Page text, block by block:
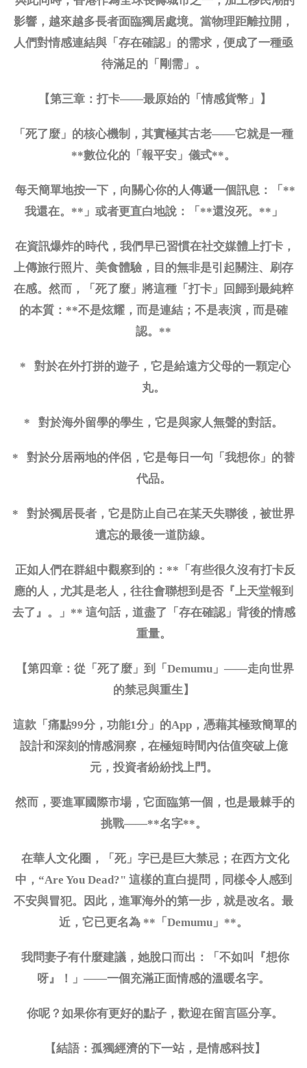
影響，越來越多長者面臨獨居處境。當物理距離拉開，
人們對情感連結與「存在確認」的需求，便成了一種亟
待滿足的「剛需」。
【第三章：打卡——最原始的「情感貨幣」】
「死了麼」的核心機制，其實極其古老——它就是一種
**數位化的「報平安」儀式**。
每天簡單地按一下，向關心你的人傳遞一個訊息：「 **
我還在。**」或者更直白地說：「**還沒死。**」
在資訊爆炸的時代，我們早已習慣在社交媒體上打卡，
上傳旅行照片、美食體驗，目的無非是引起關注、刷存
在感。然而，「死了麼」將這種「打卡」回歸到最純粹
的本質： **不是炫耀，而是連結；不是表演，而是確
認。**
* 對於在外打拼的遊子，它是給遠方父母的一顆定心
丸。
* 對於海外留學的學生，它是與家人無聲的對話。
* 對於分居兩地的伴侶，它是每日一句「我想你」的替
代品。
* 對於獨居長者，它是防止自己在某天失聯後，被世界
遺忘的最後一道防線。
正如人們在群組中觀察到的： **「有些很久沒有打卡反
應的人，尤其是老人，往往會聯想到是否『上天堂報到
去了』。」** 這句話，道盡了「存在確認」背後的情感
重量。
【第四章：從「死了麼」到「 Demumu」——走向世界
的禁忌與重生】
這款「痛點99分，功能1分」的App，憑藉其極致簡單的
設計和深刻的情感洞察，在極短時間內估值突破上億
元，投資者紛紛找上門。
然而，要進軍國際市場，它面臨第一個，也是最棘手的
挑戰——**名字**。
在華人文化圈，「死」字已是巨大禁忌；在西方文化
中， “Are You Dead?" 這樣的直白提問，同樣令人感到
不安與冒犯。因此，進軍海外的第一步，就是改名。最
近，它已更名為 **「Demumu」**。
我問妻子有什麼建議，她脫口而出：「不如叫『想你
呀』！」 ——一個充滿正面情感的溫暖名字。
你呢？如果你有更好的點子，歡迎在留言區分享。
【結語：孤獨經濟的下一站，是情感科技】